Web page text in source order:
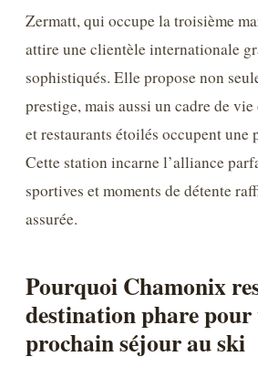
Zermatt, qui occupe la troisième
attire une clientèle internationale
sophistiqués. Elle propose non
prestige, mais aussi un cadre de
et restaurants étoilés occupent une
Cette station incarne l’alliance
sportives et moments de détente
assurée.
Pourquoi Chamonix
destination phare
prochain séjour au ski